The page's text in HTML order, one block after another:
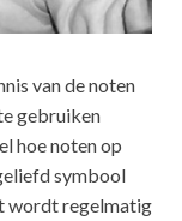
van de noten
gebruiken
hoe noten op
symbool
wordt regelmatig